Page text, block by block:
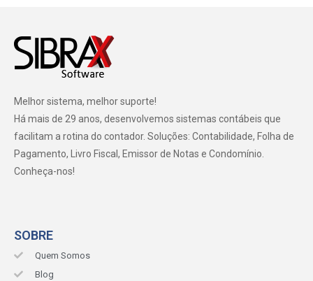
Melhor sistema, melhor suporte!
Há mais de 29 anos, desenvolvemos sistemas contábeis que
facilitam a rotina do contador. Soluções: Contabilidade, Folha de
Pagamento, Livro Fiscal, Emissor de Notas e Condomínio.
Conheça-nos!
SOBRE
Quem Somos
Blog